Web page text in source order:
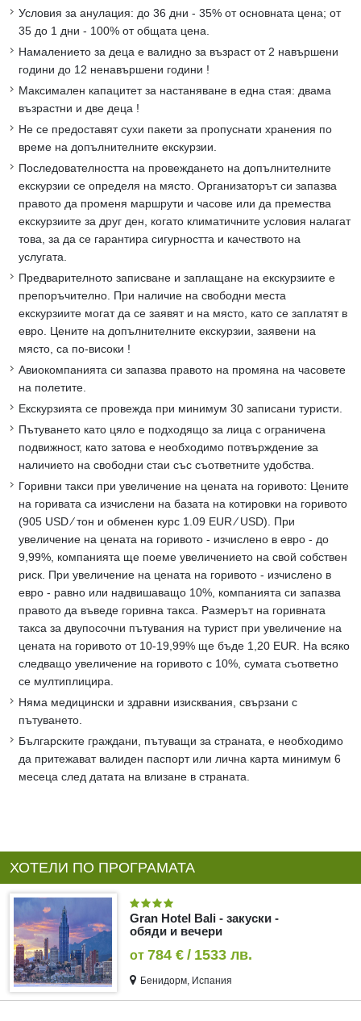
Условия за анулация: до 36 дни - 35% от основната цена; от
35 до 1 дни - 100% от общата цена.
Намалението за деца е валидно за възраст от 2 навършени
години до 12 ненавършени години !
Максимален капацитет за настаняване в една стая: двама
възрастни и две деца !
Не се предоставят сухи пакети за пропуснати хранения по
време на допълнителните екскурзии.
Последователността на провеждането на допълнителните
екскурзии се определя на място. Организаторът си запазва
правото да променя маршрути и часове или да премества
екскурзиите за друг ден, когато климатичните условия налагат
това, за да се гарантира сигурността и качеството на
услугата.
Предварителното записване и заплащане на екскурзиите е
препоръчително. При наличие на свободни места
екскурзиите могат да се заявят и на място, като се заплатят в
евро. Цените на допълнителните екскурзии, заявени на
място, са по-високи !
Авиокомпанията си запазва правото на промяна на часовете
на полетите.
Екскурзията се провежда при минимум 30 записани туристи.
Пътуването като цяло е подходящо за лица с ограничена
подвижност, като затова е необходимо потвърждение за
наличието на свободни стаи със съответните удобства.
Горивни такси при увеличение на цената на горивото: Цените
на горивата са изчислени на базата на котировки на горивото
(905 USD ∕ тон и обменен курс 1.09 EUR ∕ USD). При
увеличение на цената на горивото - изчислено в евро - до
9,99%, компанията ще поеме увеличението на свой собствен
риск. При увеличение на цената на горивото - изчислено в
евро - равно или надвишаващо 10%, компанията си запазва
правото да въведе горивна такса. Размерът на горивната
такса за двупосочни пътувания на турист при увеличение на
цената на горивото от 10-19,99% ще бъде 1,20 EUR. На всяко
следващо увеличение на горивото с 10%, сумата съответно
се мултиплицира.
Няма медицински и здравни изисквания, свързани с
пътуването.
Българските граждани, пътуващи за страната, е необходимо
да притежават валиден паспорт или лична карта минимум 6
месеца след датата на влизане в страната.
ХОТЕЛИ ПО ПРОГРАМАТА
Gran Hotel Bali - закуски -
обяди и вечери
от 784 € / 1533 лв.
Бенидорм, Испания